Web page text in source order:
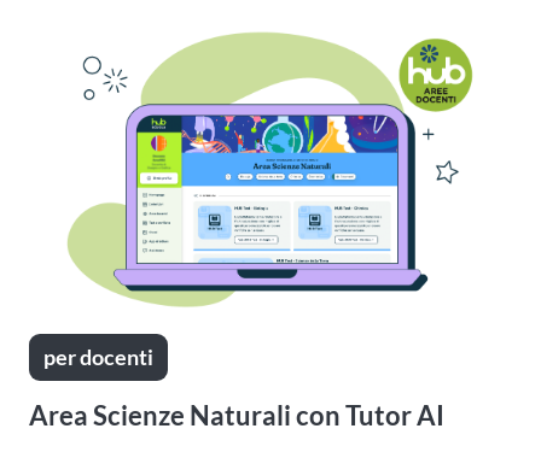
per docenti
Area Scienze Naturali con Tutor AI